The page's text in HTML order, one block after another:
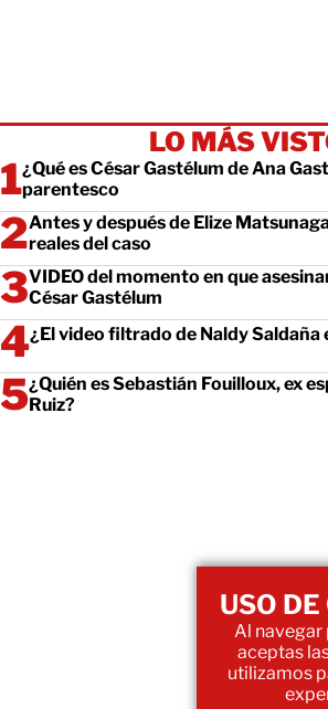
LO MÁS
¿Qué es César Gastélum de Ana
parentesco
Antes y después de Elize
reales del caso
VIDEO del momento en que
César Gastélum
¿El video filtrado de Naldy Saldaña
¿Quién es Sebastián Fouilloux, ex
Ruiz?
USO
Al navegar
aceptas
utilizamos